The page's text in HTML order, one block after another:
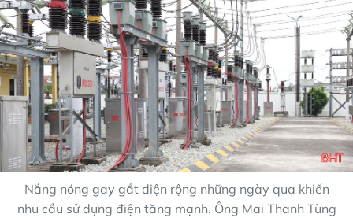
Nắng nóng gay gắt diện rộng những ngày qua khiến
nhu cầu sử dụng điện tăng mạnh. Ông Mai Thanh Tùng